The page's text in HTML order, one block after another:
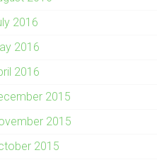
2016
2016
2016
2015
2015
2015